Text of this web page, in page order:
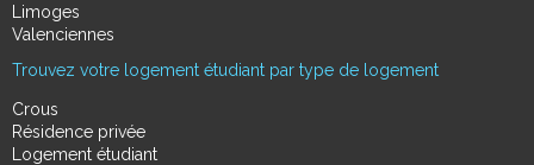
Limoges
Valenciennes
Trouvez votre logement étudiant par type de logement
Crous
Résidence privée
Logement étudiant